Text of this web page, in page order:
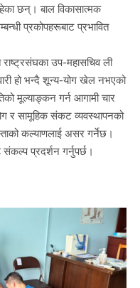
छन्। बाल विकासात्मक
प्रकोपहरूबाट प्रभावित
उप-महासचिव ली
हो भन्दै शून्य-योग खेल नभएको
मूल्याङ्कन गर्न आगामी चार
र सामूहिक संकट व्यवस्थापनको
कल्याणलाई असर गर्नेछ।
प्रदर्शन गर्नुपर्छ।